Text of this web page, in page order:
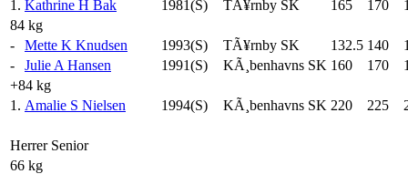
1. Kathrine H Bak 1981(S) TÃ¥rnby SK 165 170
84 kg
-
Mette K Knudsen 1993(S) TÃ¥rnby SK 132.5 140
-
Julie A Hansen 1991(S) KÃ¸benhavns SK 160 170
+84 kg
1. Amalie S Nielsen 1994(S) KÃ¸benhavns SK 220 225
Herrer Senior
66 kg